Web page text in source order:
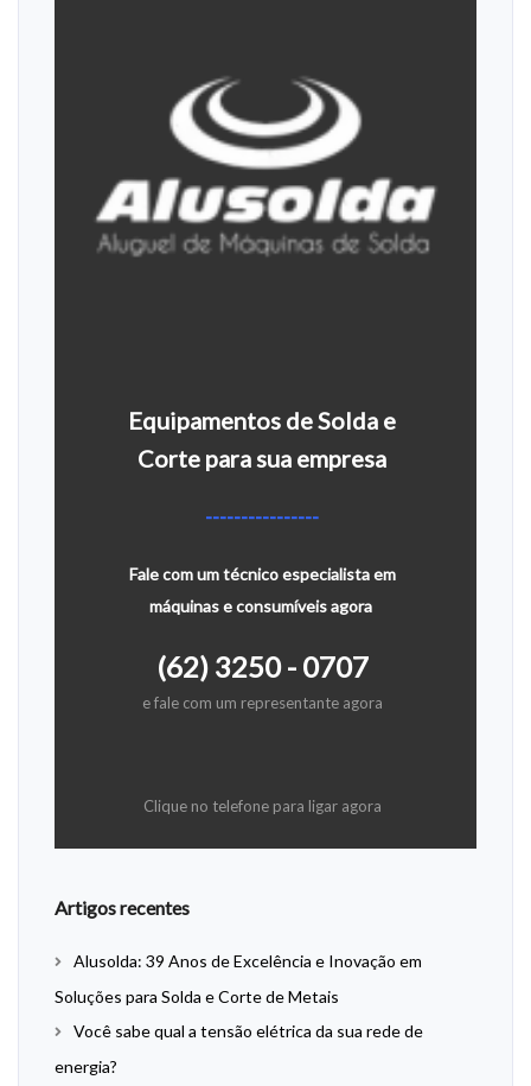
Equipamentos de Solda e
Corte para sua empresa
----------------
Fale com um técnico especialista em
máquinas e consumíveis agora
(62) 3250 - 0707
e fale com um representante agora
Clique no telefone para ligar agora
Artigos recentes
Alusolda: 39 Anos de Excelência e Inovação em
Soluções para Solda e Corte de Metais
Você sabe qual a tensão elétrica da sua rede de
energia?